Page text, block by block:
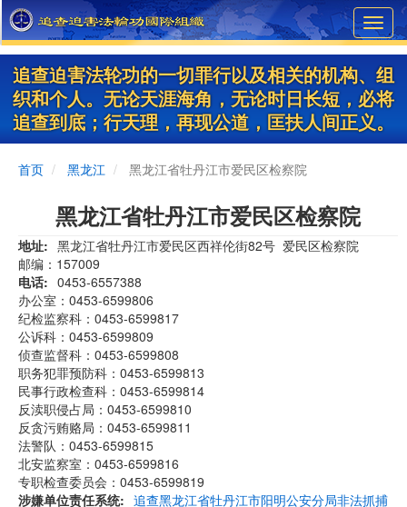
Skip
to
main
content
追查迫害法轮功的一切罪行以及相关的机构、组
织和个人。无论天涯海角，无论时日长短，必将
追查到底；行天理，再现公道，匡扶人间正义。
首页 黑龙江 黑龙江省牡丹江市爱民区检察院
黑龙江省牡丹江市爱民区检察院
地址
黑龙江省牡丹江市爱民区西祥伦街82号 爱民区检察院
邮编：157009
电话
0453-6557388
办公室：0453-6599806
纪检监察科：0453-6599817
公诉科：0453-6599809
侦查监督科：0453-6599808
职务犯罪预防科：0453-6599813
民事行政检查科：0453-6599814
反渎职侵占局：0453-6599810
反贪污贿赂局：0453-6599811
法警队：0453-6599815
北安监察室：0453-6599816
专职检查委员会：0453-6599819
涉嫌单位责任系统
追查黑龙江省牡丹江市阳明公安分局非法抓捕